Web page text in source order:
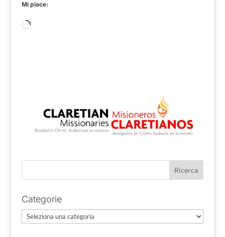
Mi piace:
Caricamento
Categorie
Categorie